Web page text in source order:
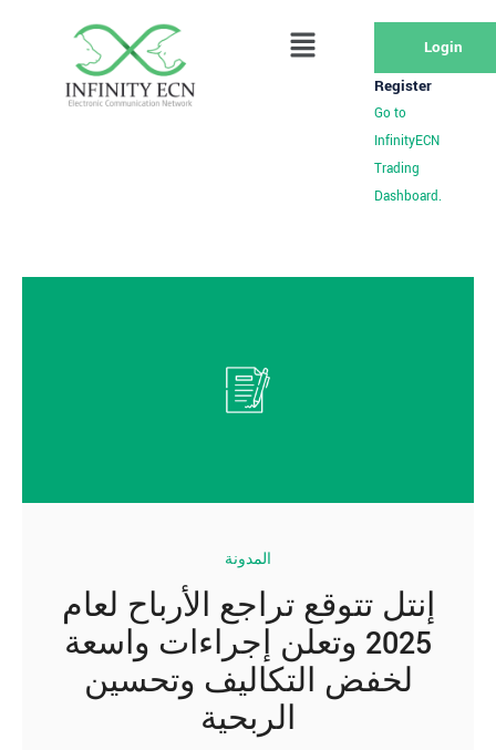
Login
Register
Go to
InfinityECN
Trading
Dashboard.
المدونة
إنتل تتوقع تراجع الأرباح لعام
2025 وتعلن إجراءات واسعة
لخفض التكاليف وتحسين
الربحية